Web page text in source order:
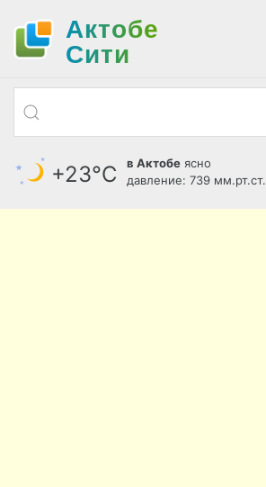
Актобе
Cити
+23°С в Актобе ясно
давление: 739 мм.рт.ст.